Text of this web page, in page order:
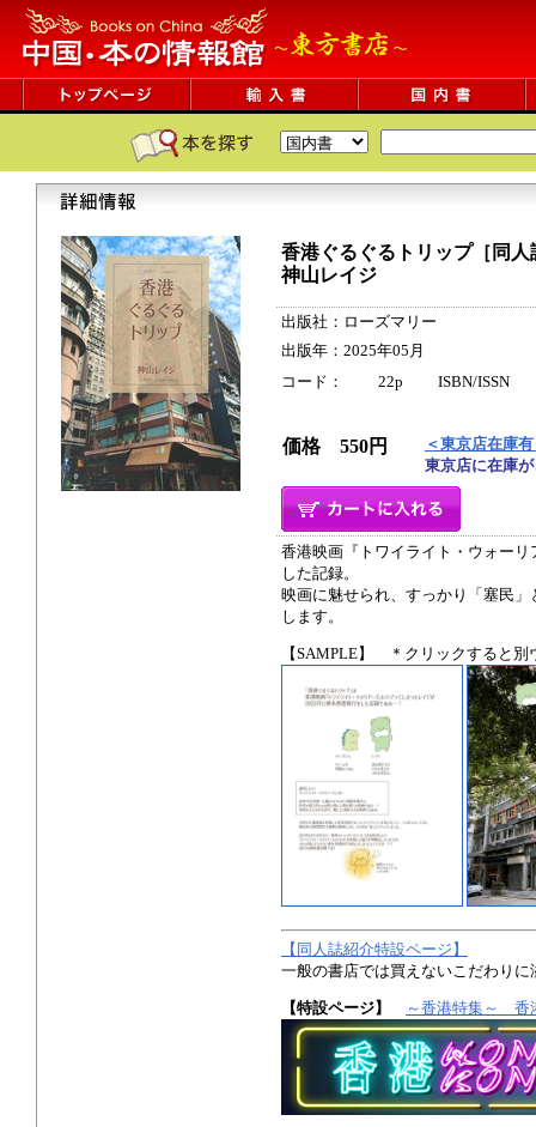
香港ぐるぐるトリップ［同人
神山レイジ
出版社：ローズマリー
出版年：2025年05月
コード： 22p ISBN/ISSN
価格 550円
＜東京店在庫
東京店に在庫
香港映画『トワイライト・ウォー
した記録。
映画に魅せられ、すっかり「塞民
します。
【SAMPLE】 ＊クリックすると
【同人誌紹介特設ページ】
一般の書店では買えないこだわりに
【特設ページ】 ～香港特集～ 香